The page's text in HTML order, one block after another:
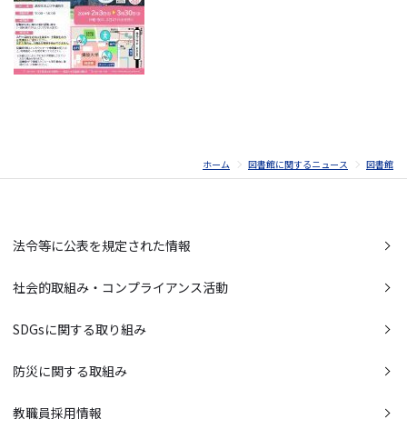
ホーム 図書館に関するニュース 図書館
法令等に公表を規定された情報
社会的取組み・コンプライアンス活動
SDGsに関する取り組み
防災に関する取組み
教職員採用情報